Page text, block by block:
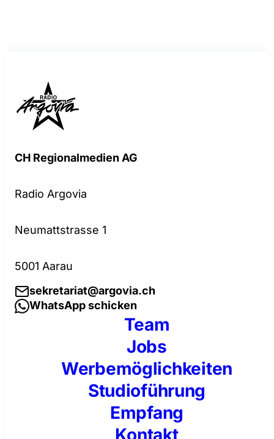
CH Regionalmedien AG
Radio Argovia
Neumattstrasse 1
5001 Aarau
sekretariat@argovia.ch
WhatsApp schicken
Team
Jobs
Werbemöglichkeiten
Studioführung
Empfang
Kontakt